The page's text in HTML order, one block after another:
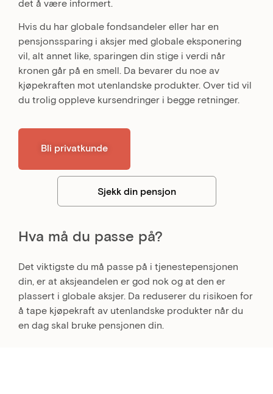
det å være informert.
Hvis du har globale fondsandeler eller har en
pensjonssparing i aksjer med globale eksponering
vil, alt annet like, sparingen din stige i verdi når
kronen går på en smell. Da bevarer du noe av
kjøpekraften mot utenlandske produkter. Over tid vil
du trolig oppleve kursendringer i begge retninger.
Bli privatkunde
Sjekk din pensjon
Hva må du passe på?
Det viktigste du må passe på i tjenestepensjonen
din, er at aksjeandelen er god nok og at den er
plassert i globale aksjer. Da reduserer du risikoen for
å tape kjøpekraft av utenlandske produkter når du
en dag skal bruke pensjonen din.